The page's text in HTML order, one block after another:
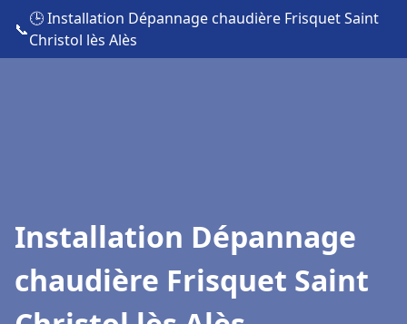
📞
🕒 Installation Dépannage chaudière Frisquet Saint
Christol lès Alès
Installation Dépannage
chaudière Frisquet Saint